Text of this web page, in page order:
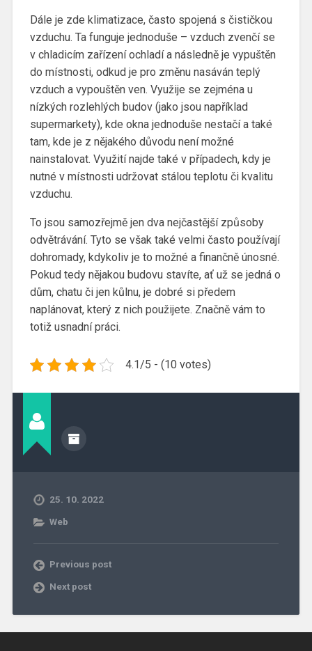
Dále je zde klimatizace, často spojená s čističkou
vzduchu. Ta funguje jednoduše – vzduch zvenčí se
v chladicím zařízení ochladí a následně je vypuštěn
do místnosti, odkud je pro změnu nasáván teplý
vzduch a vypouštěn ven. Využije se zejména u
nízkých rozlehlých budov (jako jsou například
supermarkety), kde okna jednoduše nestačí a také
tam, kde je z nějakého důvodu není možné
nainstalovat. Využití najde také v případech, kdy je
nutné v místnosti udržovat stálou teplotu či kvalitu
vzduchu.
To jsou samozřejmě jen dva nejčastější způsoby
odvětrávání. Tyto se však také velmi často používají
dohromady, kdykoliv je to možné a finančně únosné.
Pokud tedy nějakou budovu stavíte, ať už se jedná o
dům, chatu či jen kůlnu, je dobré si předem
naplánovat, který z nich použijete. Značně vám to
totiž usnadní práci.
4.1/5 - (10 votes)
25. 10. 2022
Web
Previous post
Next post